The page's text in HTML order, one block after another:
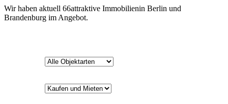
Wir haben aktuell 66attraktive Immobilienin Berlin und
Brandenburg im Angebot.